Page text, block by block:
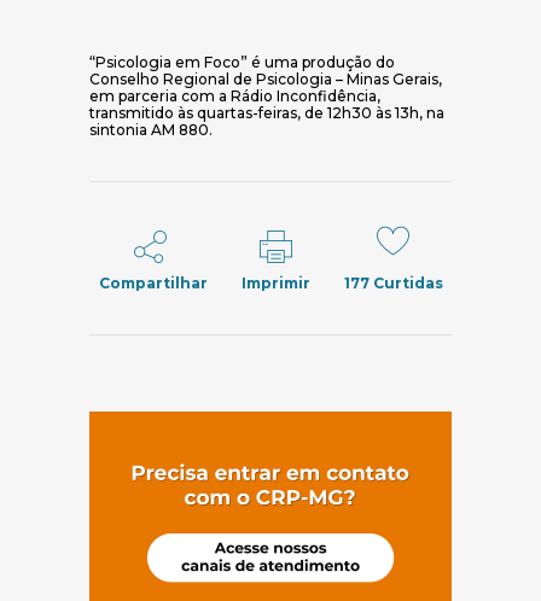
“Psicologia em Foco” é uma produção do
Conselho Regional de Psicologia – Minas Gerais,
em parceria com a Rádio Inconfidência,
transmitido às quartas-feiras, de 12h30 às 13h, na
sintonia AM 880.
Compartilhar Imprimir 177Curtidas